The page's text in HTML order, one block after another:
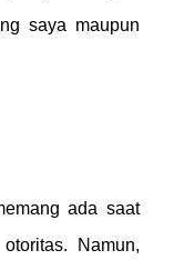
saya maupun
ada saat
Namun,